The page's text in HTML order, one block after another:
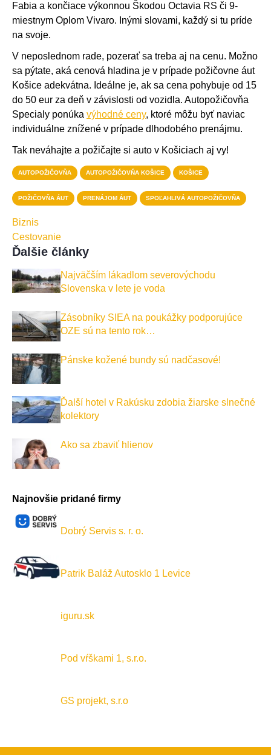
Fabia a končiace výkonnou Škodou Octavia RS či 9-
miestnym Oplom Vivaro. Inými slovami, každý si tu príde
na svoje.
V neposlednom rade, pozerať sa treba aj na cenu. Možno
sa pýtate, aká cenová hladina je v prípade požičovne áut
Košice adekvátna. Ideálne je, ak sa cena pohybuje od 15
do 50 eur za deň v závislosti od vozidla. Autopožičovňa
Specialy ponúka výhodné ceny, ktoré môžu byť naviac
individuálne znížené v prípade dlhodobého prenájmu.
Tak neváhajte a požičajte si auto v Košiciach aj vy!
AUTOPOŽIČOVŇA AUTOPOŽIČOVŇA KOŠICE KOŠICE
POŽIČOVŇA ÁUT PRENÁJOM ÁUT SPOĽAHLIVÁ AUTOPOŽIČOVŇA
Biznis
Cestovanie
Ďalšie články
Najväčším lákadlom severovýchodu
Slovenska v lete je voda
Zásobníky SIEA na poukážky podporujúce
OZE sú na tento rok…
Pánske kožené bundy sú nadčasové!
Ďalší hotel v Rakúsku zdobia žiarske slnečné
kolektory
Ako sa zbaviť hlienov
Najnovšie pridané firmy
Dobrý Servis s. r. o.
Patrik Baláž Autosklo 1 Levice
iguru.sk
Pod vŕškami 1, s.r.o.
GS projekt, s.r.o